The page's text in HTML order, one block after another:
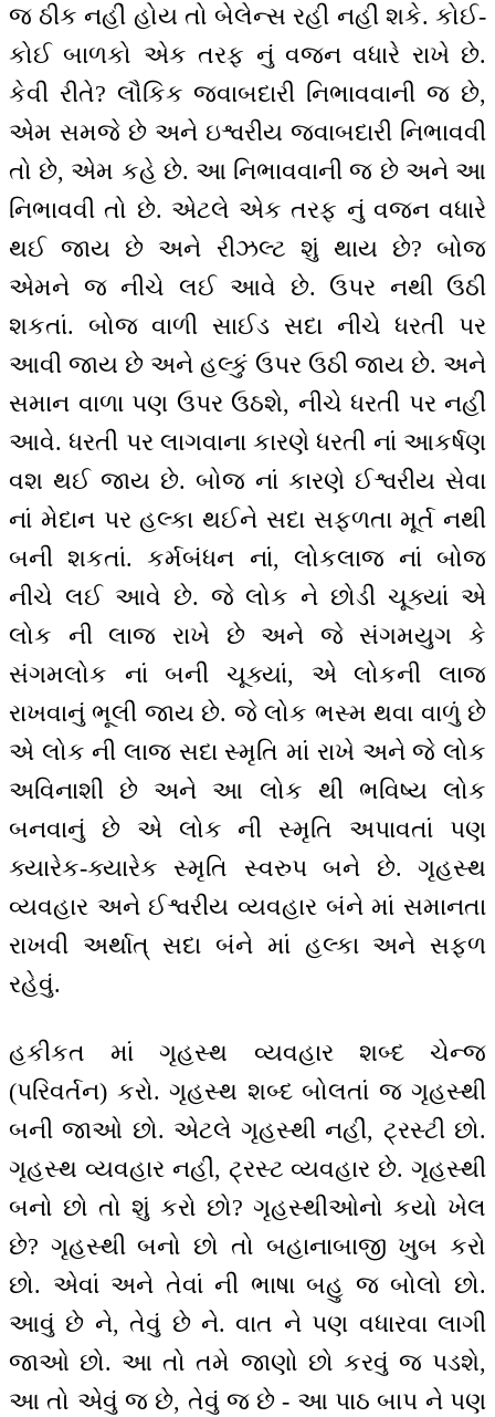
જ ઠીક નહીં હોય તો બેલેન્સ રહી નહીં શકે. કોઈ-
કોઈ બાળકો એક તરફ નું વજન વધારે રાખે છે.
કેવી રીતે? લૌકિક જવાબદારી નિભાવવાની જ છે,
એમ સમજે છે અને ઇશ્વરીય જવાબદારી નિભાવવી
તો છે, એમ કહે છે. આ નિભાવવાની જ છે અને આ
નિભાવવી તો છે. એટલે એક તરફ નું વજન વધારે
થઈ જાય છે અને રીઝલ્ટ શું થાય છે? બોજ
એમને જ નીચે લઈ આવે છે. ઉપર નથી ઉઠી
શકતાં. બોજ વાળી સાઈડ સદા નીચે ધરતી પર
આવી જાય છે અને હલ્કું ઉપર ઉઠી જાય છે. અને
સમાન વાળા પણ ઉપર ઉઠશે, નીચે ધરતી પર નહીં
આવે. ધરતી પર લાગવાના કારણે ધરતી નાં આકર્ષણ
વશ થઈ જાય છે. બોજ નાં કારણે ઈશ્વરીય સેવા
નાં મેદાન પર હલ્કા થઈને સદા સફળતા મૂર્ત નથી
બની શકતાં. કર્મબંધન નાં, લોકલાજ નાં બોજ
નીચે લઈ આવે છે. જે લોક ને છોડી ચૂક્યાં એ
લોક ની લાજ રાખે છે અને જે સંગમયુગ કે
સંગમલોક નાં બની ચૂક્યાં, એ લોકની લાજ
રાખવાનું ભૂલી જાય છે. જે લોક ભસ્મ થવા વાળું છે
એ લોક ની લાજ સદા સ્મૃતિ માં રાખે અને જે લોક
અવિનાશી છે અને આ લોક થી ભવિષ્ય લોક
બનવાનું છે એ લોક ની સ્મૃતિ અપાવતાં પણ
ક્યારેક-ક્યારેક સ્મૃતિ સ્વરુપ બને છે. ગૃહસ્થ
વ્યવહાર અને ઈશ્વરીય વ્યવહાર બંને માં સમાનતા
રાખવી અર્થાત્ સદા બંને માં હલ્કા અને સફળ
રહેવું.
હકીકત માં ગૃહસ્થ વ્યવહાર શબ્દ ચેન્જ
(પરિવર્તન) કરો. ગૃહસ્થ શબ્દ બોલતાં જ ગૃહસ્થી
બની જાઓ છો. એટલે ગૃહસ્થી નહીં, ટ્રસ્ટી છો.
ગૃહસ્થ વ્યવહાર નહીં, ટ્રસ્ટ વ્યવહાર છે. ગૃહસ્થી
બનો છો તો શું કરો છો? ગૃહસ્થીઓનો કયો ખેલ
છે? ગૃહસ્થી બનો છો તો બહાનાબાજી ખુબ કરો
છો. એવાં અને તેવાં ની ભાષા બહુ જ બોલો છો.
આવું છે ને, તેવું છે ને. વાત ને પણ વધારવા લાગી
જાઓ છો. આ તો તમે જાણો છો કરવું જ પડશે,
આ તો એવું જ છે, તેવું જ છે - આ પાઠ બાપ ને પણ